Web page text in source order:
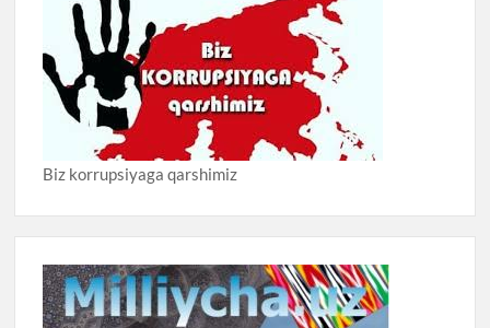
Biz korrupsiyaga qarshimiz